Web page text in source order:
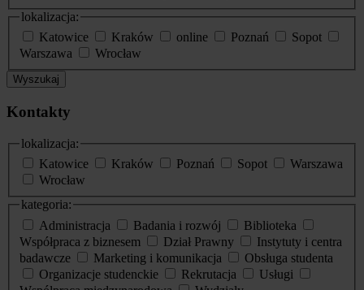
lokalizacja:
Katowice
Kraków online Poznań
Sopot
Warszawa
Wrocław
Wyszukaj
Kontakty
lokalizacja:
Katowice
Kraków Poznań Sopot
Warszawa
Wrocław
kategoria:
Administracja
Badania i rozwój
Biblioteka
Współpraca z biznesem
Dział Prawny
Instytuty i centra
badawcze
Marketing i komunikacja
Obsługa studenta
Organizacje studenckie
Rekrutacja
Usługi